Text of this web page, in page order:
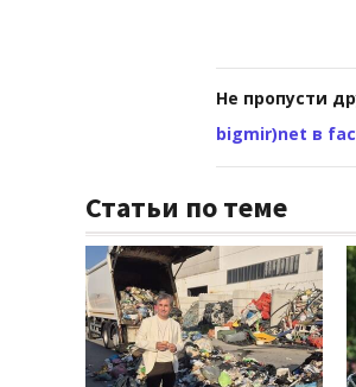
Не пропусти
bigmir)net в
Статьи по теме